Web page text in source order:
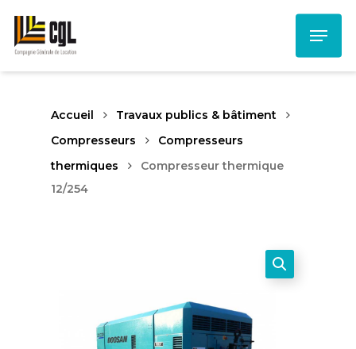
main
content
Menu
Accueil
Travaux publics & bâtiment
Compresseurs
Compresseurs
thermiques
Compresseur thermique
12/254